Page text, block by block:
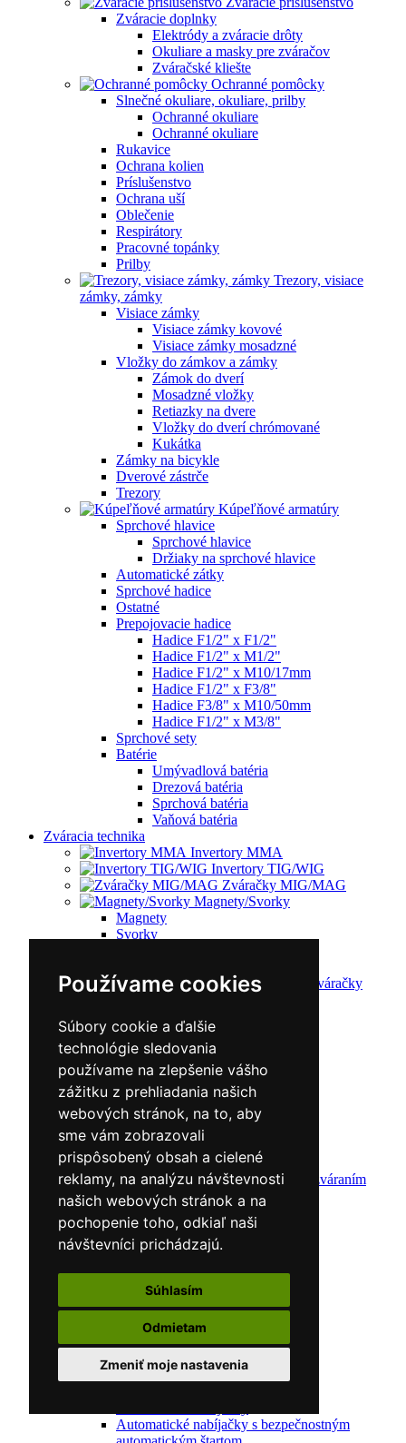
Používame cookies
Súbory cookie a ďalšie
technológie sledovania
používame na zlepšenie vášho
zážitku z prehliadania našich
webových stránok, na to, aby
sme vám zobrazovali
prispôsobený obsah a cielené
reklamy, na analýzu návštevnosti
našich webových stránok a na
pochopenie toho, odkiaľ naši
návštevníci prichádzajú.
Súhlasím
Odmietam
Zmeniť moje nastavenia
Zváracie doplnky
Elektródy a zváracie drôty
Okuliare a masky pre zváračov
Zváračské kliešte
Ochranné pomôcky
Slnečné okuliare, okuliare, prilby
Ochranné okuliare
Ochranné okuliare
Rukavice
Ochrana kolien
Príslušenstvo
Ochrana uší
Oblečenie
Respirátory
Pracovné topánky
Prilby
Trezory, visiace
zámky, zámky
Visiace zámky
Visiace zámky kovové
Visiace zámky mosadzné
Vložky do zámkov a zámky
Zámok do dverí
Mosadzné vložky
Retiazky na dvere
Vložky do dverí chrómované
Kukátka
Zámky na bicykle
Dverové zástrče
Trezory
Kúpeľňové armatúry
Sprchové hlavice
Sprchové hlavice
Držiaky na sprchové hlavice
Automatické zátky
Sprchové hadice
Ostatné
Prepojovacie hadice
Hadice F1/2" x F1/2"
Hadice F1/2" x M1/2"
Hadice F1/2" x M10/17mm
Hadice F1/2" x F3/8"
Hadice F3/8" x M10/50mm
Hadice F1/2" x M3/8"
Sprchové sety
Batérie
Umývadlová batéria
Drezová batéria
Sprchová batéria
Vaňová batéria
Zváracia technika
Invertory MMA
Invertory TIG/WIG
Zváračky MIG/MAG
Magnety/Svorky
Magnety
Svorky
Multifunkčné zváračky
Redukčný ventil
Vozíky
Kufríky
Zváracie horáky
Zváracie masky
Zváracie káble
Zváracie drôty
CNC rezacie stroje
Elektródy
Ochrana pred zváraním
Predohrev / Žíhanie
Polohovacie systémy
Indukčný ohrev
Auto náradie a vybavenie servisov
Nabíjačky a testery
Navijaky ručné
Navijaky elektrické
Reťazové kladkostroje
Náradie pre uloženie brzdového systému
Nástroje pre autookná
Automatické nabíjačky s bezpečnostným